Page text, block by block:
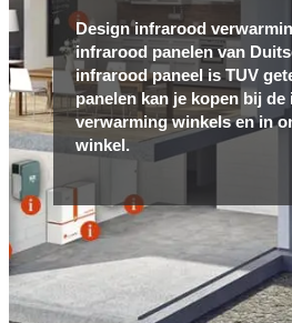
Design infrarood
infrarood panelen van
infrarood paneel is TUV
panelen kan je kopen bij
verwarming winkels en in
winkel.